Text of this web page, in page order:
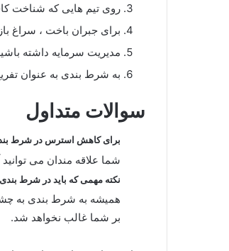
روی تیم هایی که شناخت
برای جبران باخت ، سراغ
مدیریت سرمایه داشته
به شرط بندی به عنوان
سوالات متداول
برای کاهش استرس در شرط
شما علاقه مندان می
نکته مهمی که باید در شرط
همیشه به شرط بندی به
بر شما غالب نخواهد شد.